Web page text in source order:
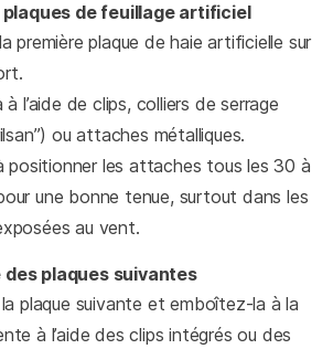
plaques de feuillage artificiel
première plaque de haie artificielle sur
à l’aide de clips, colliers de serrage
ou attaches métalliques.
positionner les attaches tous les 30 à
une bonne tenue, surtout dans les
au vent.
des plaques suivantes
plaque suivante et emboîtez-la à la
à l’aide des clips intégrés ou des